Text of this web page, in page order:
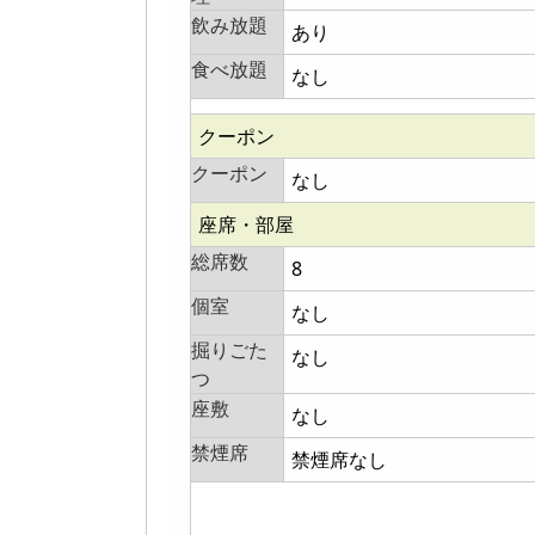
飲み放題
あり
食べ放題
なし
クーポン
クーポン
なし
座席・部屋
総席数
8
個室
なし
掘りごた
つ
なし
座敷
なし
禁煙席
禁煙席なし